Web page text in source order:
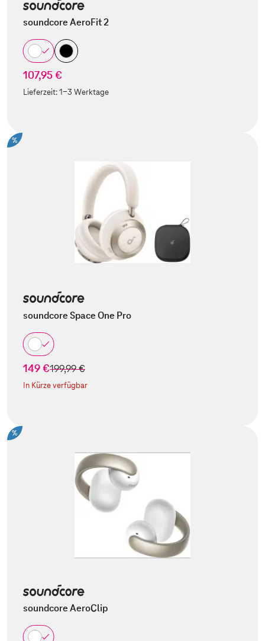
soundcore AeroFit 2
107,95 €
Lieferzeit:1-3 Werktage
%
soundcore Space One Pro
149 €statt
199,99 €
In Kürze verfügbar
%
soundcore AeroClip